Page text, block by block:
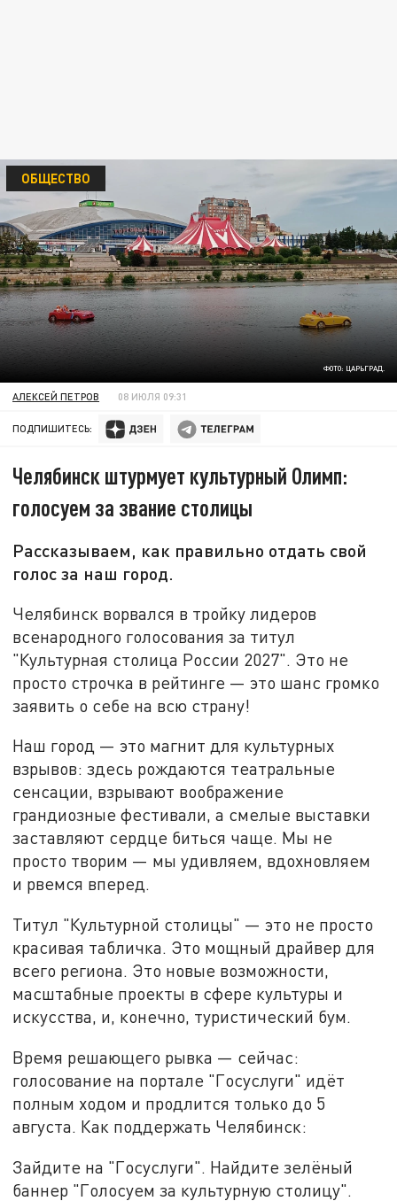
ФОТО: ЦАРЬГРАД.
ОБЩЕСТВО
АЛЕКСЕЙ ПЕТРОВ 08 ИЮЛЯ 09:31
ПОДПИШИТЕСЬ:
Челябинск штурмует культурный Олимп:
голосуем за звание столицы
Рассказываем, как правильно отдать свой
голос за наш город.
Челябинск ворвался в тройку лидеров
всенародного голосования за титул
"Культурная столица России 2027". Это не
просто строчка в рейтинге — это шанс громко
заявить о себе на всю страну!
Наш город — это магнит для культурных
взрывов: здесь рождаются театральные
сенсации, взрывают воображение
грандиозные фестивали, а смелые выставки
заставляют сердце биться чаще. Мы не
просто творим — мы удивляем, вдохновляем
и рвемся вперед.
Титул "Культурной столицы" — это не просто
красивая табличка. Это мощный драйвер для
всего региона. Это новые возможности,
масштабные проекты в сфере культуры и
искусства, и, конечно, туристический бум.
Время решающего рывка — сейчас:
голосование на портале "Госуслуги" идёт
полным ходом и продлится только до 5
августа. Как поддержать Челябинск:
Зайдите на "Госуслуги". Найдите зелёный
баннер "Голосуем за культурную столицу".